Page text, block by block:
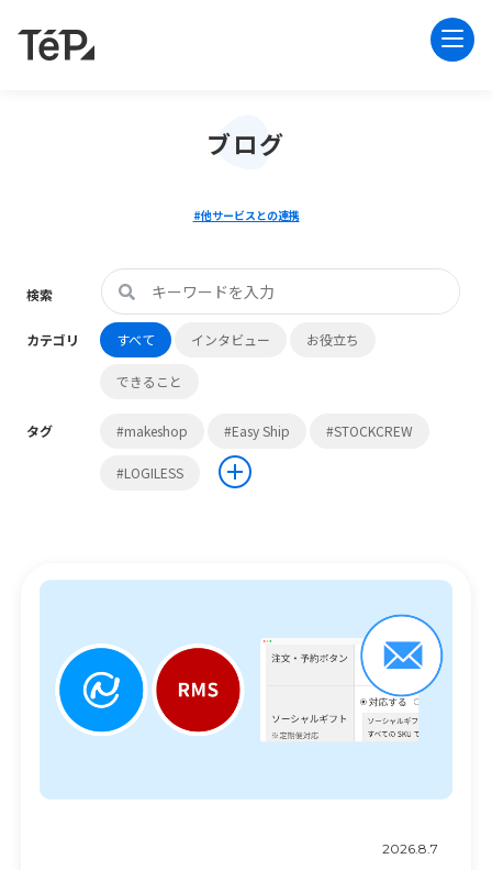
ブログ
#他サービスとの連携
検索
カテゴリ すべて インタビュー お役立ち
できること
タグ #makeshop #Easy Ship #STOCKCREW
#LOGILESS
2026.8.7